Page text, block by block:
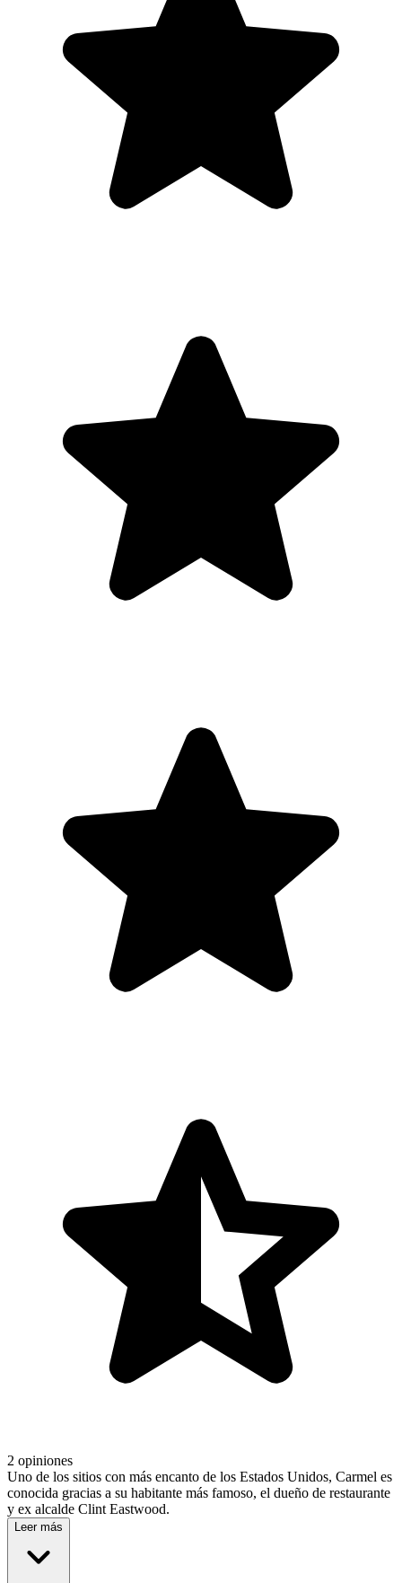
2 opiniones
Uno de los sitios con más encanto de los Estados Unidos, Carmel es
conocida gracias a su habitante más famoso, el dueño de restaurante
y ex alcalde Clint Eastwood.
Leer más